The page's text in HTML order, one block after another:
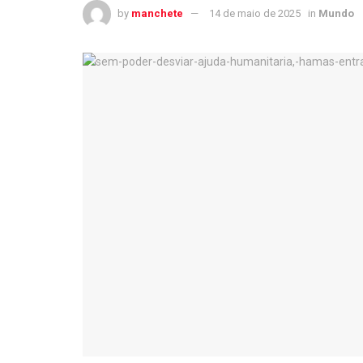
by manchete 14 de maio de 2025 in Mundo